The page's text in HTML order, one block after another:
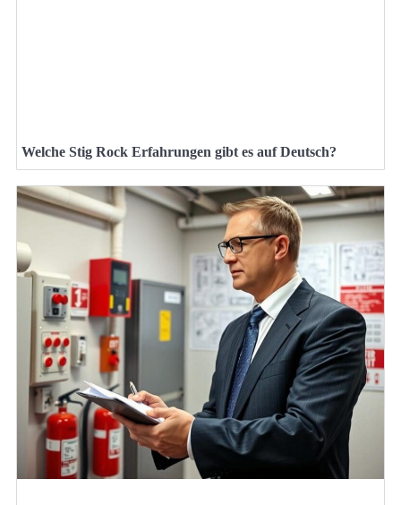
Welche Stig Rock Erfahrungen gibt es auf Deutsch?